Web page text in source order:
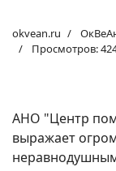
okvean.ru
Просмотров:
АНО "Центр
выражает